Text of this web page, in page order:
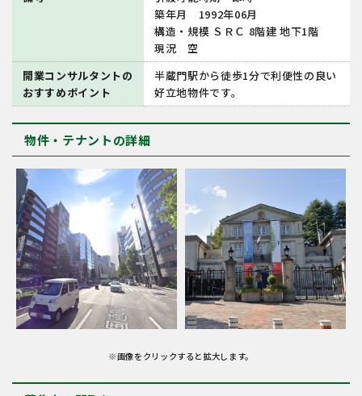
築年⽉ 1992年06⽉
構造・規模 ＳＲＣ 8階建 地下1階
現況 空
開業コンサルタントの
おすすめポイント
半蔵門駅から徒歩1分で利便性の良い
好立地物件です。
物件・テナントの詳細
※画像をクリックすると拡大します。